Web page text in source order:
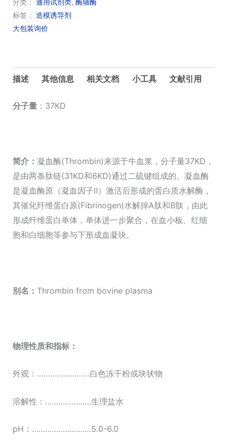
来
源
于
浆
量
分类： 通用试剂类, 酶辅酶
标签： 造模诱导剂
大包装询价
描述 其他信息 相关文档 小工具 文献引用
分子量：37KD
简介： 凝血酶(Thrombin)来源于牛血浆，分子量37KD，
是由两条肽链(31KD和6KD)通过二硫键组成的。凝血酶
是凝血酶原（凝血因子Ⅱ）激活后形成的蛋白质水解酶，
其催化纤维蛋白原(Fibrinogen)水解掉A肽和B肽，由此
形成纤维蛋白单体，单体进一步聚合，在血小板、红细
胞和白细胞等参与下形成血凝块。
别名： Thrombin from bovine plasma
物理性质和指标：
外观：……………………白色冻干粉或块状物
溶解性：…………………生理盐水
pH：………………………5.0-6.0